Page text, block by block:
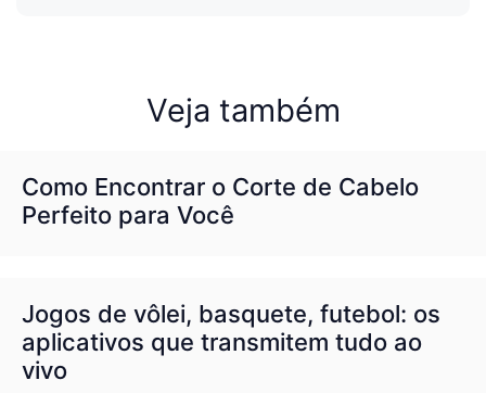
Veja também
Como Encontrar o Corte de Cabelo
Perfeito para Você
Jogos de vôlei, basquete, futebol: os
aplicativos que transmitem tudo ao
vivo